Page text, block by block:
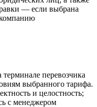
— если выбрана
компанию
перевозчика
выбранного тарифа.
и целостность;
с менеджером